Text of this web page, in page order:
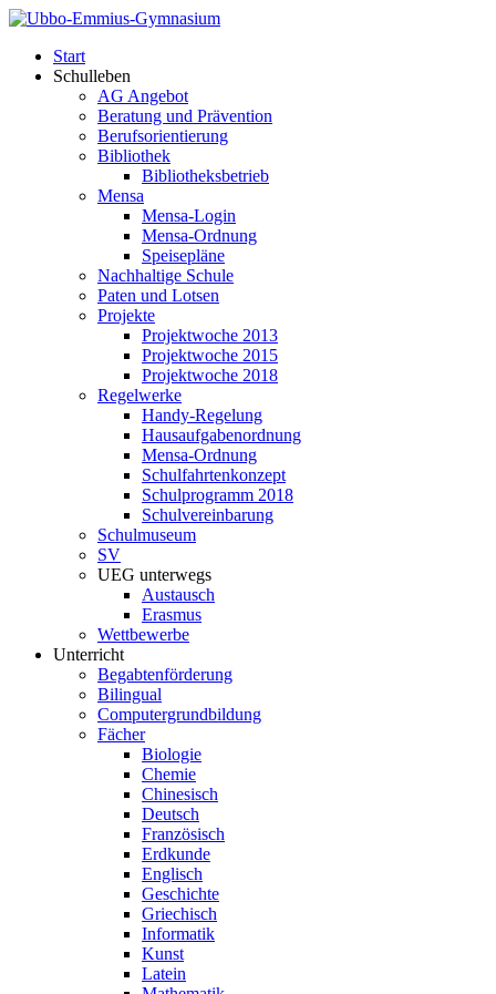
Start
Schulleben
AG Angebot
Beratung und Prävention
Berufsorientierung
Bibliothek
Bibliotheksbetrieb
Mensa
Mensa-Login
Mensa-Ordnung
Speisepläne
Nachhaltige Schule
Paten und Lotsen
Projekte
Projektwoche 2013
Projektwoche 2015
Projektwoche 2018
Regelwerke
Handy-Regelung
Hausaufgabenordnung
Mensa-Ordnung
Schulfahrtenkonzept
Schulprogramm 2018
Schulvereinbarung
Schulmuseum
SV
UEG unterwegs
Austausch
Erasmus
Wettbewerbe
Unterricht
Begabtenförderung
Bilingual
Computergrundbildung
Fächer
Biologie
Chemie
Chinesisch
Deutsch
Französisch
Erdkunde
Englisch
Geschichte
Griechisch
Informatik
Kunst
Latein